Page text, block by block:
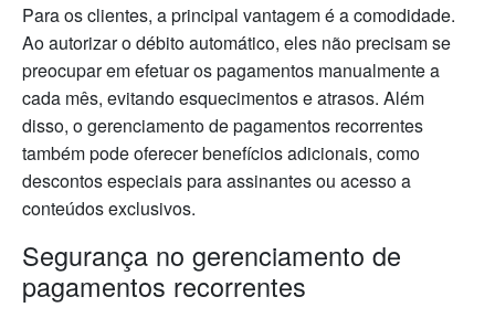
Para os clientes, a principal vantagem é a comodidade.
Ao autorizar o débito automático, eles não precisam se
preocupar em efetuar os pagamentos manualmente a
cada mês, evitando esquecimentos e atrasos. Além
disso, o gerenciamento de pagamentos recorrentes
também pode oferecer benefícios adicionais, como
descontos especiais para assinantes ou acesso a
conteúdos exclusivos.
Segurança no gerenciamento de
pagamentos recorrentes